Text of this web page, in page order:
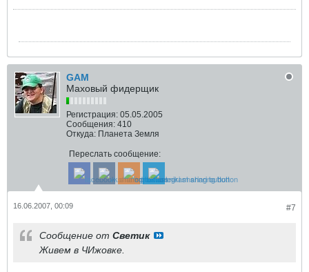
GAM
Маховый фидерщик
Регистрация: 05.05.2005
Сообщения: 410
Откуда: Планета Земля
Переслать сообщение:
#7
16.06.2007, 00:09
Сообщение от Светик
Живем в ЧИжовке.